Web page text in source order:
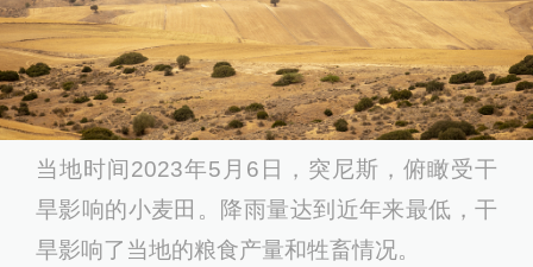
当地时间2023年5月6日，突尼斯，俯瞰受干
旱影响的小麦田。降雨量达到近年来最低，干
旱影响了当地的粮食产量和牲畜情况。